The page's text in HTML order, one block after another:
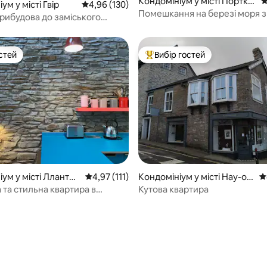
у місті Гвір Середня оцінка: 4,96 з 5, відгуки: 130
4,96 (130)
до заміського
wl
Помешкання на березі моря з
у місті Ллантрі
Середня оцінка: 4,97 з 5, відгуки: 111
4,97 (111)
стильна квартира в
Топ вибір гостей
Вибір гостей
Кондомініум у місті Hay-on
-Wye
Кутова квартира